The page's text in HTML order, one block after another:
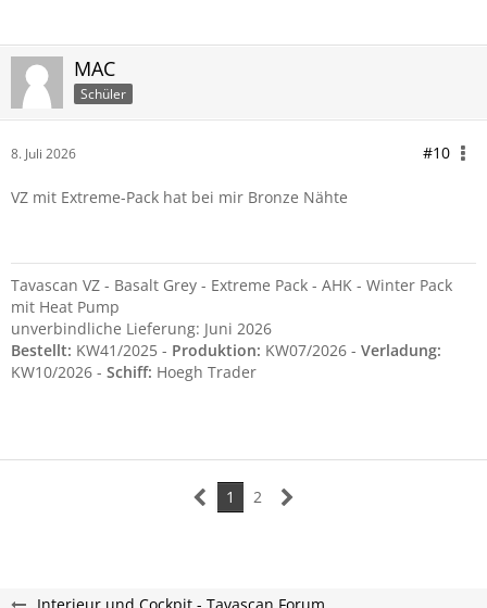
MAC
Schüler
8. Juli 2026 #10
VZ mit Extreme-Pack hat bei mir Bronze Nähte
Tavascan VZ - Basalt Grey - Extreme Pack - AHK - Winter Pack
mit Heat Pump
unverbindliche Lieferung: Juni 2026
Bestellt: KW41/2025 - Produktion: KW07/2026 - Verladung:
KW10/2026 - Schiff: Hoegh Trader
1 2